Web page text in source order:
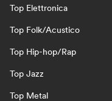
Top Elettronica
Top Folk/Acustico
Top Hip-hop/Rap
Top Jazz
Top Metal